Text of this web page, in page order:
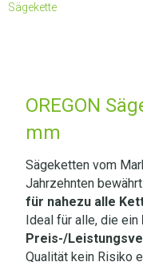
Sägekette
OREGON
mm
Sägeketten vom
Jahrzehnten
für nahezu alle
Ideal für alle, die ein
Preis-/
Qualität kein Risiko